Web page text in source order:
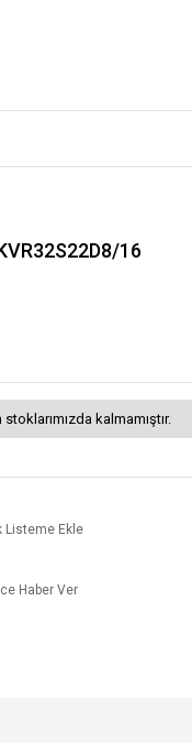
16
stoklarımızda kalmamıştır.
Listeme Ekle
Haber Ver